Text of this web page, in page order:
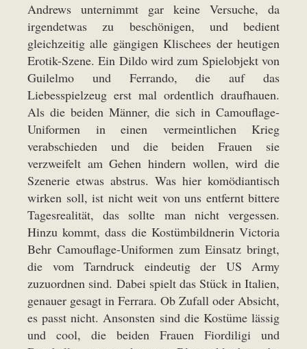
Andrews unternimmt gar keine Versuche, da
irgendetwas zu beschönigen, und bedient
gleichzeitig alle gängigen Klischees der heutigen
Erotik-Szene. Ein Dildo wird zum Spielobjekt von
Guilelmo und Ferrando, die auf das
Liebesspielzeug erst mal ordentlich draufhauen.
Als die beiden Männer, die sich in Camouflage-
Uniformen in einen vermeintlichen Krieg
verabschieden und die beiden Frauen sie
verzweifelt am Gehen hindern wollen, wird die
Szenerie etwas abstrus. Was hier komödiantisch
wirken soll, ist nicht weit von uns entfernt bittere
Tagesrealität, das sollte man nicht vergessen.
Hinzu kommt, dass die Kostümbildnerin Victoria
Behr Camouflage-Uniformen zum Einsatz bringt,
die vom Tarndruck eindeutig der US Army
zuzuordnen sind. Dabei spielt das Stück in Italien,
genauer gesagt in Ferrara. Ob Zufall oder Absicht,
es passt nicht. Ansonsten sind die Kostüme lässig
und cool, die beiden Frauen Fiordiligi und